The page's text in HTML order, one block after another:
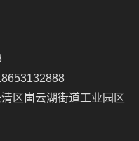
崮云湖街道工业园区